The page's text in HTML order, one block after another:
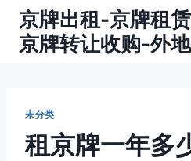
京牌出租-京牌租
京牌转让收购-外
未分类
租京牌一年多